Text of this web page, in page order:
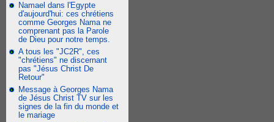
Namael dans l'Egypte
d'aujourd'hui: ces chrétiens
comme Georges Nama ne
comprenant pas la Parole
de Dieu pour notre temps.
A tous les "JC2R", ces
"chrétiens" ne discernant
pas "Jésus Christ De
Retour"
Message à Georges Nama
de Jésus Christ TV sur les
signes de la fin du monde et
le mariage